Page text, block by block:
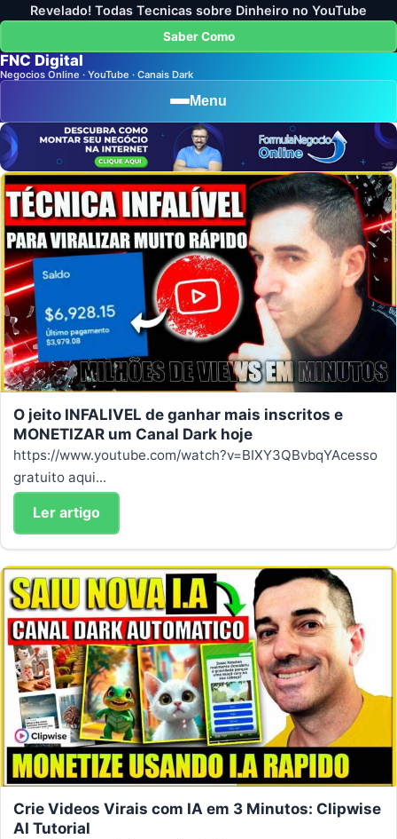
Revelado! Todas Tecnicas sobre Dinheiro no YouTube
Saber Como
FNC Digital
Negocios Online · YouTube · Canais Dark
Menu
O jeito INFALIVEL de ganhar mais inscritos e
MONETIZAR um Canal Dark hoje
https://www.youtube.com/watch?v=BIXY3QBvbqYAcesso
gratuito aqui...
Ler artigo
Crie Videos Virais com IA em 3 Minutos: Clipwise
AI Tutorial